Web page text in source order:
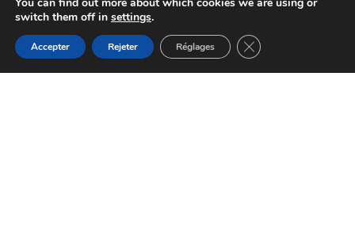
switch them off in settings.
Accepter Rejeter Réglages Fermer la bannière